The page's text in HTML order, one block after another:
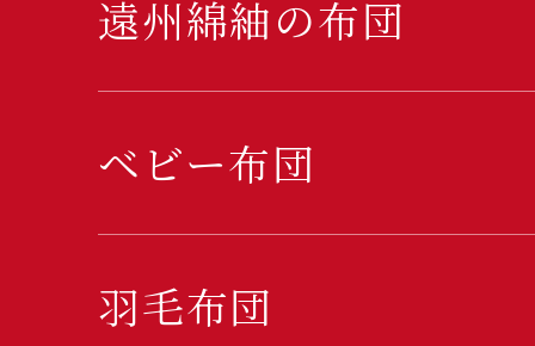
遠州綿紬の布団
ベビー布団
羽毛布団